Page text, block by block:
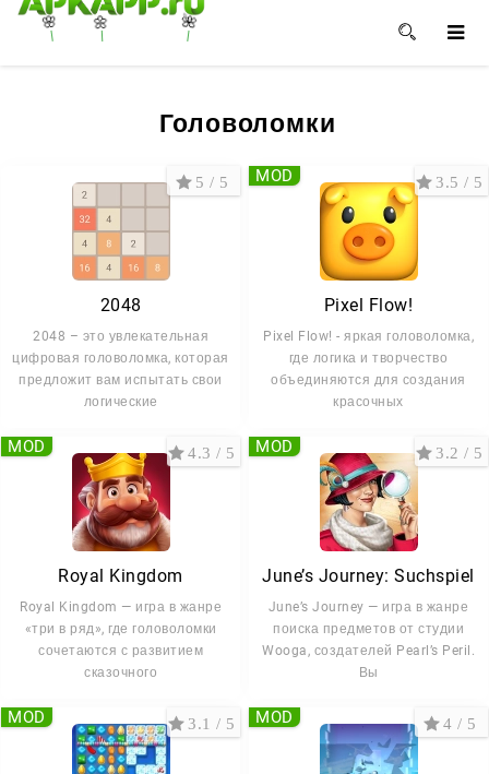
🌸 🌼 🌺
Головоломки
2048
2048 – это увлекательная
цифровая головоломка, которая
предложит вам испытать свои
логические
5 / 5
Pixel Flow!
Pixel Flow! - яркая головоломка,
где логика и творчество
объединяются для создания
красочных
3.5 / 5
MOD
Royal Kingdom
Royal Kingdom — игра в жанре
«три в ряд», где головоломки
сочетаются с развитием
сказочного
4.3 / 5
MOD
June’s Journey: Suchspiel
June’s Journey — игра в жанре
поиска предметов от студии
Wooga, создателей Pearl’s Peril.
Вы
3.2 / 5
MOD
3.1 / 5
MOD 4 / 5
MOD